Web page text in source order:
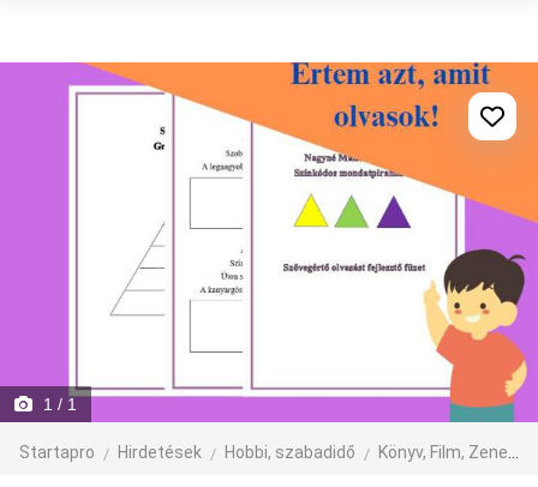
1 / 1
Startapro Hirdetések Hobbi, szabadidő Könyv, Film, Zene